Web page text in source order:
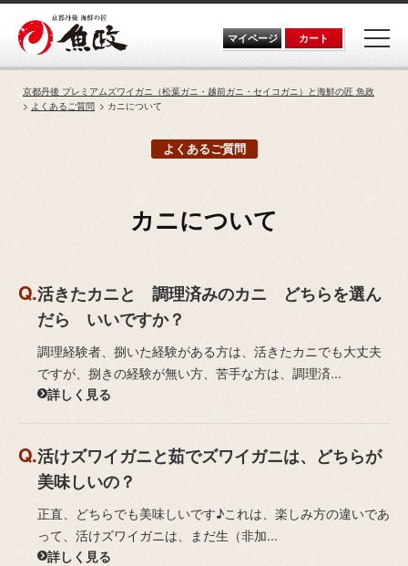
Skip
content
マイページ カート
京都丹後 プレミアムズワイガニ（松葉ガニ・越前ガニ・セイコガニ）と海鮮の匠 魚政
よくあるご質問
カニについて
よくあるご質問
カニについて
活きたカニと 調理済みのカニ どちらを選ん
だら いいですか？
調理経験者、捌いた経験がある方は、活きたカニでも大丈夫
ですが、捌きの経験が無い方、苦手な方は、調理済...
詳しく見る
活けズワイガニと茹でズワイガニは、どちらが
美味しいの？
正直、どちらでも美味しいです♪これは、楽しみ方の違いであ
って、活けズワイガニは、まだ生（非加...
詳しく見る